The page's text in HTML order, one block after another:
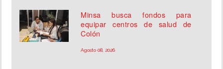
Minsa busca fondos para
equipar centros de salud de
Colón
Agosto 08, 2026